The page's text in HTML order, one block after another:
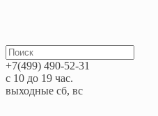
+7(499) 490-52-31
с 10 до 19 час.
выходные сб, вс